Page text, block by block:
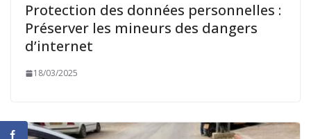
Protection des données personnelles :
Préserver les mineurs des dangers
d’internet
18/03/2025